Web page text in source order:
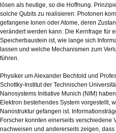
lösen als heutige, so die Hoffnung.
solche Qubits zu realisieren: Photonen
gefangene Ionen oder Atome, deren
verändert werden kann. Die Kernfrage für
Speicherbaustein ist, wie lange sich
lassen und welche Mechanismen zum
führen.
Physiker um Alexander Bechtold und
Schottky-Institut der Technischen
Nanosystems Initiative Munich (NIM)
Elektron bestehendes System vorgestellt,
Nanostruktur gefangen ist.
Forscher konnten einerseits verschiedene
nachweisen und andererseits zeigen,